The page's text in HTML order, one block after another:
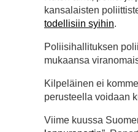
kansalaisten
todellisiin syihin.
Poliisihallituksen
mukaansa
Kilpeläinen ei
perusteella voidaan
Viime kuussa